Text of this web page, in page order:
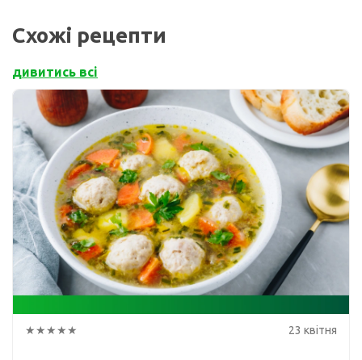
Схожі рецепти
дивитись всі
★★★★★ 23 квітня